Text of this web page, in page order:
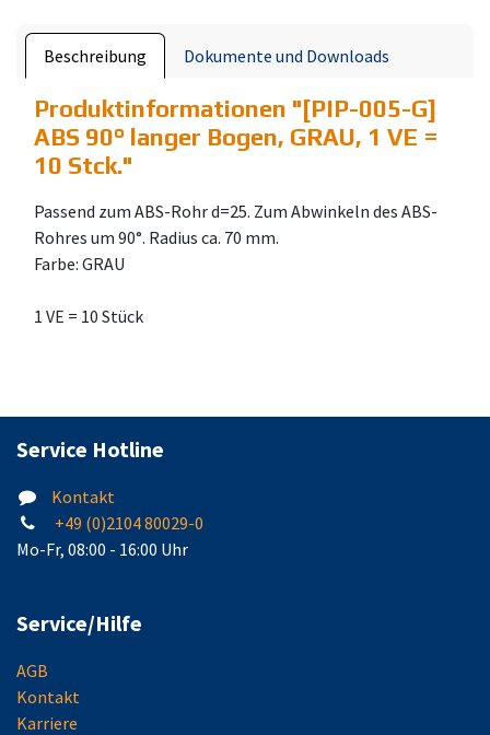
Beschreibung Dokumente und Downloads
Produktinformationen "[PIP-005-G]
ABS 90° langer Bogen, GRAU, 1 VE =
10 Stck."
Passend zum ABS-Rohr d=25. Zum Abwinkeln des ABS-
Rohres um 90°. Radius ca. 70 mm.
Farbe: GRAU
1 VE = 10 Stück
Service Hotline
Kontakt
+49 (0)2104 80029-0
Mo-Fr, 08:00 - 16:00 Uhr
Service/Hilfe
AGB
Kontakt
Karriere